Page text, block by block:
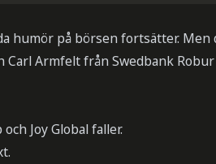
humör på börsen fortsätter.
Carl Armfelt från Swedbank
Joy Global faller.